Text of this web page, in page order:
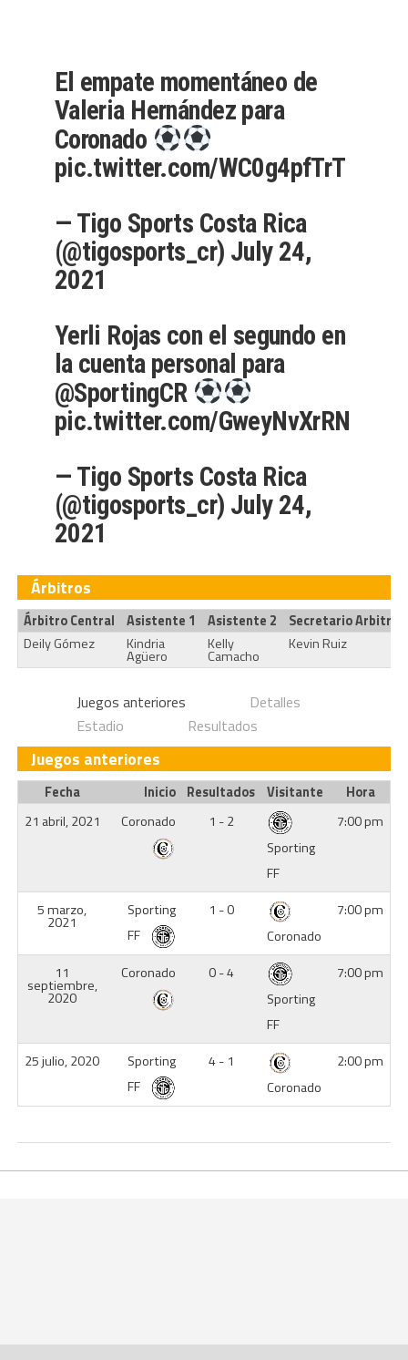
El empate momentáneo de
Valeria Hernández para
Coronado
pic.twitter.com/WC0g4pfTrT
— Tigo Sports Costa Rica
(@tigosports_cr) July 24,
2021
Yerli Rojas con el segundo en
la cuenta personal para
@SportingCR
pic.twitter.com/GweyNvXrRN
— Tigo Sports Costa Rica
(@tigosports_cr) July 24,
2021
Árbitros
Árbitro Central Asistente 1 Asistente 2
Secretario Arbitral
Deily Gómez
Kindria
Agüero
Kelly
Camacho
Kevin Ruiz
Juegos anteriores
Detalles
Estadio
Resultados
Juegos anteriores
Fecha Inicio Resultados Visitante
Hora
21 abril, 2021
Coronado
1 - 2
Sporting
FF
7:00 pm
5 marzo,
2021
Sporting
FF
1 - 0
Coronado
7:00 pm
11
septiembre,
2020
Coronado
0 - 4
Sporting
FF
7:00 pm
25 julio, 2020
Sporting
FF
4 - 1
Coronado
2:00 pm